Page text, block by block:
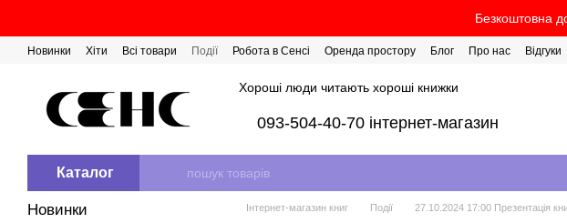
Безкоштовна
Новинки Хіти Всі товари Події Робота в Сенсі Оренда простору Блог Про нас Відгуки
Хороші люди читають хороші книжки
093-504-40-70 інтернет-магазин
Каталог
Інтернет-магазин книг Події 27.10.2024 17:00 Презентація
Новинки